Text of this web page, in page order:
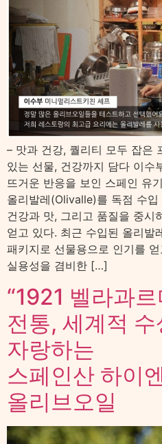
– 맛과 건강, 퀄리티 모두 잡은
있는 선물, 건강까지 담다 이수
뜨거운 반응을 보인 스페인 유
올리발레(Olivalle)를 독점 수
건강과 맛, 그리고 품질을 중시
얻고 있다. 최근 수입된 올리발
패키지로 선물용으로 인기를
실용성을 겸비한 […]
“1921 벨라과
전통, 세계적
자랑하는
스페인산 하이
올리브오일